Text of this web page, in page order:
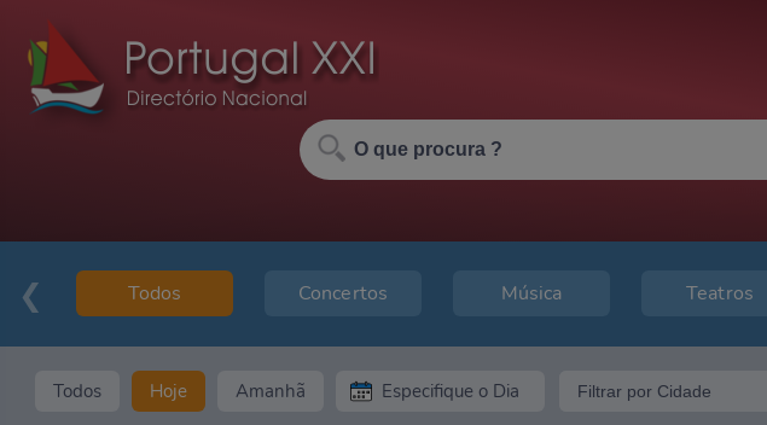
Todos Concertos Música Teatros
Todos Hoje Amanhã Filtrar por Cidade